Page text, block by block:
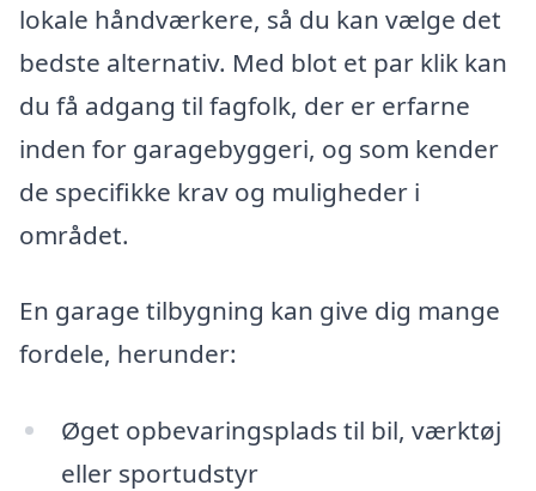
lokale håndværkere, så du kan vælge det
bedste alternativ. Med blot et par klik kan
du få adgang til fagfolk, der er erfarne
inden for garagebyggeri, og som kender
de specifikke krav og muligheder i
området.
En garage tilbygning kan give dig mange
fordele, herunder:
Øget opbevaringsplads til bil, værktøj
eller sportudstyr